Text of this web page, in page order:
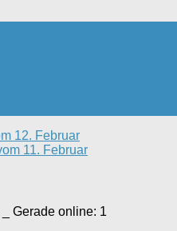
12. Februar
11. Februar
Gerade online: 1